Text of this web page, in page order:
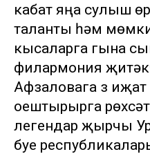
кабат яңа сулыш
таланты һәм
кысаларга гына
филармония
Афзаловага үз
оештырырга
легендар җырчы
буе